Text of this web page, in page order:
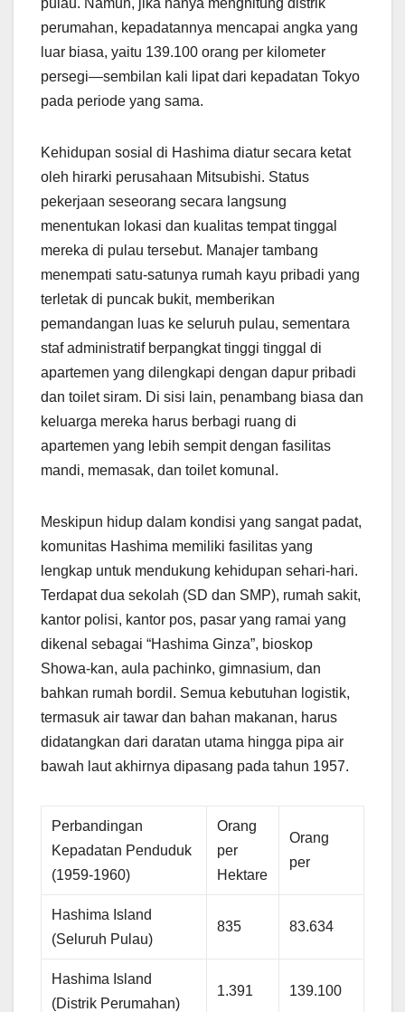
perumahan, kepadatannya mencapai angka yang
luar biasa, yaitu 139.100 orang per kilometer
persegi—sembilan kali lipat dari kepadatan Tokyo
pada periode yang sama.
Kehidupan sosial di Hashima diatur secara ketat
oleh hirarki perusahaan Mitsubishi. Status
pekerjaan seseorang secara langsung
menentukan lokasi dan kualitas tempat tinggal
mereka di pulau tersebut. Manajer tambang
menempati satu-satunya rumah kayu pribadi yang
terletak di puncak bukit, memberikan
pemandangan luas ke seluruh pulau, sementara
staf administratif berpangkat tinggi tinggal di
apartemen yang dilengkapi dengan dapur pribadi
dan toilet siram. Di sisi lain, penambang biasa dan
keluarga mereka harus berbagi ruang di
apartemen yang lebih sempit dengan fasilitas
mandi, memasak, dan toilet komunal.
Meskipun hidup dalam kondisi yang sangat padat,
komunitas Hashima memiliki fasilitas yang
lengkap untuk mendukung kehidupan sehari-hari.
Terdapat dua sekolah (SD dan SMP), rumah sakit,
kantor polisi, kantor pos, pasar yang ramai yang
dikenal sebagai “Hashima Ginza”, bioskop
Showa-kan, aula pachinko, gimnasium, dan
bahkan rumah bordil. Semua kebutuhan logistik,
termasuk air tawar dan bahan makanan, harus
didatangkan dari daratan utama hingga pipa air
bawah laut akhirnya dipasang pada tahun 1957.
Perbandingan
Kepadatan Penduduk
(1959-1960)
Orang
per
Hektare
Orang
per
Hashima Island
(Seluruh Pulau)
835 83.634
Hashima Island
(Distrik Perumahan)
1.391 139.100